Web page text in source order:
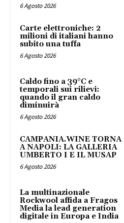
6 Agosto 2026
Carte elettroniche: 2
milioni di italiani hanno
subito una tuffa
6 Agosto 2026
Caldo fino a 39°C e
temporali sui rilievi:
quando il gran caldo
diminuirà
6 Agosto 2026
CAMPANIA.WINE TORNA
A NAPOLI: LA GALLERIA
UMBERTO I E IL MUSAP
6 Agosto 2026
La multinazionale
Rockwool affida a Fragos
Media la lead generation
digitale in Europa e India